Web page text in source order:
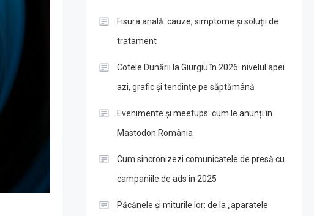
Fisura anală: cauze, simptome și soluții de
tratament
Cotele Dunării la Giurgiu în 2026: nivelul apei
azi, grafic și tendințe pe săptămână
Evenimente și meetups: cum le anunți în
Mastodon România
Cum sincronizezi comunicatele de presă cu
campaniile de ads în 2025
Păcănele și miturile lor: de la „aparatele